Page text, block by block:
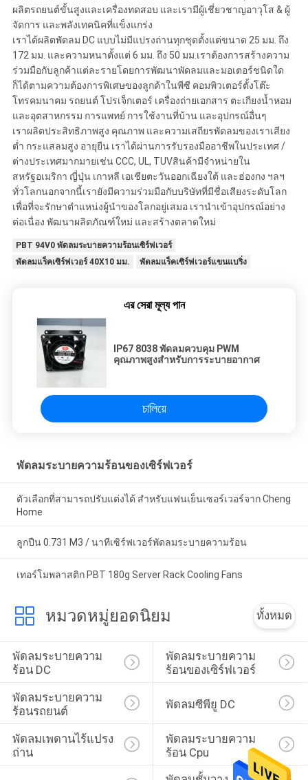
ผลิตรถยนต์ขั้นสูงและเครื่องทดสอบ และเรามีผู้เชี่ยวชาญอาวุโส & ผู้
จัดการ และพลังเทคนิคที่แข็งแกร่ง
เราได้ผลิตพัดลม DC แบบไม่มีแปรงถ่านทุกชุดตั้งแต่ขนาด 25 มม. ถึง
172 มม. และความหนาตั้งแต่ 6 มม. ถึง 50 มม.เราต้องการสร้างความ
ร่วมมือกับลูกค้าแต่ละรายโดยการพัฒนาพัดลมและมอเตอร์ชนิดใด
ก็ได้ตามความต้องการพิเศษของลูกค้าในพีซี คอมพิวเตอร์ตั้งโต๊ะ
โทรคมนาคม รถยนต์ โปรเจ็กเตอร์ เครื่องถ่ายเอกสาร ตะเกียงน้ำหอม
และอุตสาหกรรม การแพทย์ การใช้งานที่บ้าน และอุปกรณ์อื่นๆ
เราผลิตประสิทธิภาพสูง คุณภาพ และความเสถียรพัดลมของเราเสียง
ต่ำ กระแสลมสูง อายุยืน เราได้ผ่านการรับรองมืออาชีพในประเทศ /
ต่างประเทศมากมายเช่น CCC, UL, TUVสินค้ามีจำหน่ายใน
สหรัฐอเมริกา ญี่ปุ่น เกาหลี เอเชียตะวันออกเฉียงใต้ และฮ่องกง ฯลฯ
ทั่วโลกนอกจากนี้เรายังมีความร่วมมือกับบริษัทที่มีชื่อเสียงระดับโลก
เพื่อที่จะรักษาตำแหน่งผู้นำของโลกอยู่เสมอ เรานำเข้าอุปกรณ์อย่าง
ต่อเนื่อง พัฒนาผลิตภัณฑ์ใหม่ และสร้างตลาดใหม่
PBT 94V0 พัดลมระบายความร้อนเซิร์ฟเวอร์
พัดลมแร็คเซิร์ฟเวอร์ 40X10 มม.
พัดลมแร็คเซิร์ฟเวอร์แขนแบริ่ง
এর সেরা মূল্য পান
IP67 8038 พัดลมควบคุม PWM
คุณภาพสูงสำหรับการระบายอากาศ
চালিয়ে
พัดลมระบายความร้อนของเซิร์ฟเวอร์
ตัวเลือกที่สามารถปรับแต่งได้ สําหรับแฟนเย็นเซอร์เวอร์จาก Cheng
Home
ลูกปืน 0.731 M3 / นาทีเซิร์ฟเวอร์พัดลมระบายความร้อน
เทอร์โมพลาสติก PBT 180g Server Rack Cooling Fans
หมวดหมู่ยอดนิยม ทั้งหมด
พัดลมระบายความ
ร้อน DC
พัดลมระบายความ
ร้อนของเซิร์ฟเวอร์
พัดลมระบายความ
ร้อนรถยนต์
พัดลมซีพียู DC
พัดลมเพดานไร้แปรง
ถ่าน
พัดลมระบายความ
ร้อน Cpu